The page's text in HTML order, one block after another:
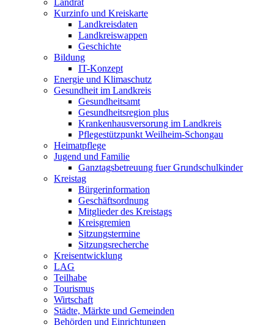
Landrat
Kurzinfo und Kreiskarte
Landkreisdaten
Landkreiswappen
Geschichte
Bildung
IT-Konzept
Energie und Klimaschutz
Gesundheit im Landkreis
Gesundheitsamt
Gesundheitsregion plus
Krankenhausversorung im Landkreis
Pflegestützpunkt Weilheim-Schongau
Heimatpflege
Jugend und Familie
Ganztagsbetreuung fuer Grundschulkinder
Kreistag
Bürgerinformation
Geschäftsordnung
Mitglieder des Kreistags
Kreisgremien
Sitzungstermine
Sitzungsrecherche
Kreisentwicklung
LAG
Teilhabe
Tourismus
Wirtschaft
Städte, Märkte und Gemeinden
Behörden und Einrichtungen